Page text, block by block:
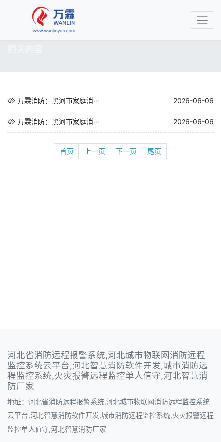
万霖消防：黑河市家庭消··· 2026-06-06
万霖消防：黑河市家庭消··· 2026-06-06
首页 上一页 下一页 尾页
河北省消防远程报警系统,河北城市物联网消防远程
监控系统云平台,河北智慧消防软件开发,城市消防远
程监控系统,火灾报警远程监控单人值守,河北智慧消
防厂家
地址：河北省消防远程报警系统,河北城市物联网消防远程监控系统
云平台,河北智慧消防软件开发,城市消防远程监控系统,火灾报警远程
监控单人值守,河北智慧消防厂家